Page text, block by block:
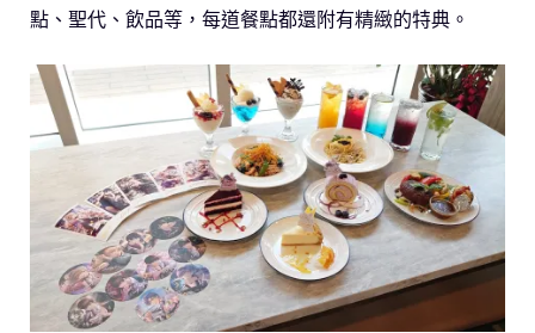
點、聖代、飲品等，每道餐點都還附有精緻的特典。